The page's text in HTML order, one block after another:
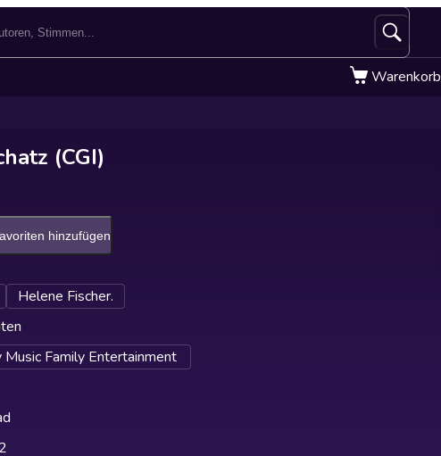
Warenkorb
(CGI)
hinzufügen
Helene Fischer.
Family Entertainment